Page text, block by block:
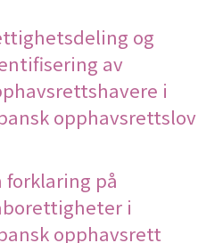
og
av
i
opphavsrettslov
forklaring på
i
opphavsrett